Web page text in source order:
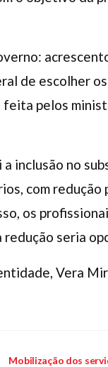
de escolher
pelos
inclusão no
com
os
seria
Vera
Mobilização dos